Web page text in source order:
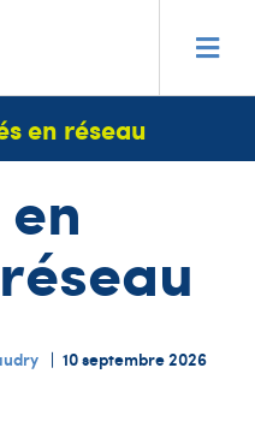
en réseau
| 10 septembre 2026